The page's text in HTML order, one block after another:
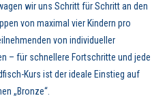
wir uns Schritt für Schritt an den
von maximal vier Kindern pro
von individueller
– für schnellere Fortschritte und jede
Kurs ist der ideale Einstieg auf
„Bronze“.